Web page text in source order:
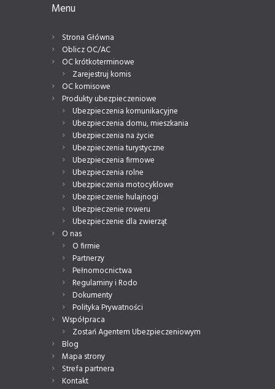
Menu
Strona Główna
Oblicz OC/AC
OC krótkoterminowe
Zarejestruj komis
OC komisowe
Produkty ubezpieczeniowe
Ubezpieczenia komunikacyjne
Ubezpieczenia domu, mieszkania
Ubezpieczenia na życie
Ubezpieczenia turystyczne
Ubezpieczenia firmowe
Ubezpieczenia rolne
Ubezpieczenia motocyklowe
Ubezpieczenie hulajnogi
Ubezpieczenie roweru
Ubezpieczenie dla zwierząt
O nas
O firmie
Partnerzy
Pełnomocnictwa
Regulaminy i Rodo
Dokumenty
Polityka Prywatności
Współpraca
Zostań Agentem Ubezpieczeniowym
Blog
Mapa strony
Strefa partnera
Kontakt